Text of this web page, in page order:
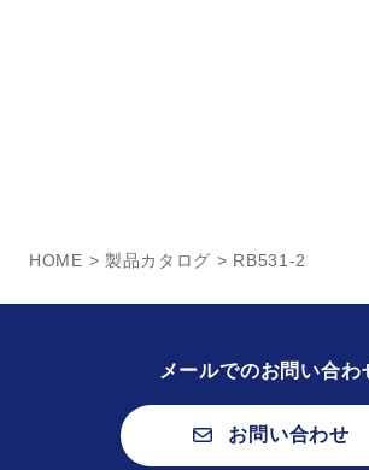
HOME > 製品カタログ > RB531-2
メールでのお問い合わ
お問い合わせ